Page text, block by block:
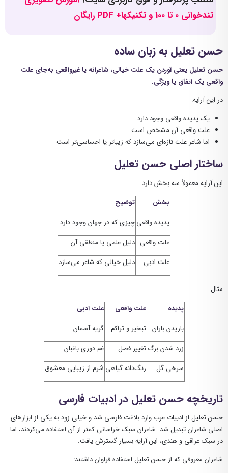
تندخوانی 0 تا 100 و تکنیکها+ PDF رایگان
حسن تعلیل به زبان ساده
حسن تعلیل یعنی آوردن یک علت خیالی، شاعرانه یا غیرواقعی به‌جای علت
واقعی یک اتفاق یا ویژگی.
در این آرایه:
یک پدیده واقعی وجود دارد
علت واقعی آن مشخص است
اما شاعر علت تازه‌ای می‌سازد که زیباتر یا احساسی‌تر است
ساختار اصلی حسن تعلیل
این آرایه معمولاً سه بخش دارد:
بخش
توضیح
پدیده واقعیچیزی که در جهان وجود دارد
علت واقعی دلیل علمی یا منطقی آن
علت ادبی
دلیل خیالی که شاعر می‌سازد
مثال:
پدیده
علت واقعی
علت ادبی
باریدن باران تبخیر و تراکم
گریه آسمان
زرد شدن برگ تغییر فصل
غم دوری باغبان
سرخی گل
رنگ‌دانه گیاهی شرم از زیبایی معشوق
تاریخچه حسن تعلیل در ادبیات فارسی
حسن تعلیل از ادبیات عرب وارد بلاغت فارسی شد و خیلی زود به یکی از ابزارهای
اصلی شاعران تبدیل شد. شاعران سبک خراسانی کمتر از آن استفاده می‌کردند، اما
در سبک عراقی و هندی، این آرایه بسیار گسترش یافت.
شاعران معروفی که از حسن تعلیل استفاده فراوان داشتند: